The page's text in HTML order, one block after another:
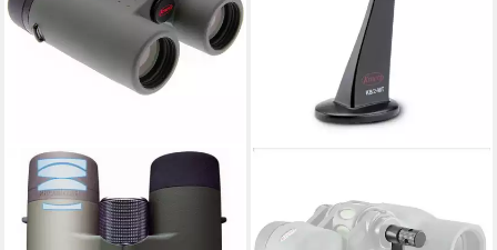
47,33 €
lieferbar - in 3-4 Werktagen bei dir